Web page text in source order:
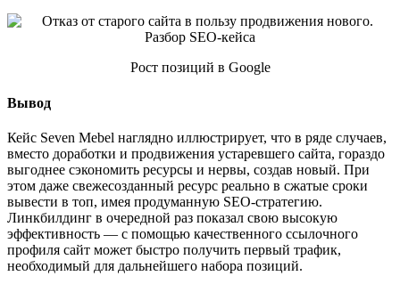
Рост позиций в Google
Вывод
Кейс Seven Mebel наглядно иллюстрирует, что в ряде случаев,
вместо доработки и продвижения устаревшего сайта, гораздо
выгоднее сэкономить ресурсы и нервы, создав новый. При
этом даже свежесозданный ресурс реально в сжатые сроки
вывести в топ, имея продуманную SEO-стратегию.
Линкбилдинг в очередной раз показал свою высокую
эффективность — с помощью качественного ссылочного
профиля сайт может быстро получить первый трафик,
необходимый для дальнейшего набора позиций.